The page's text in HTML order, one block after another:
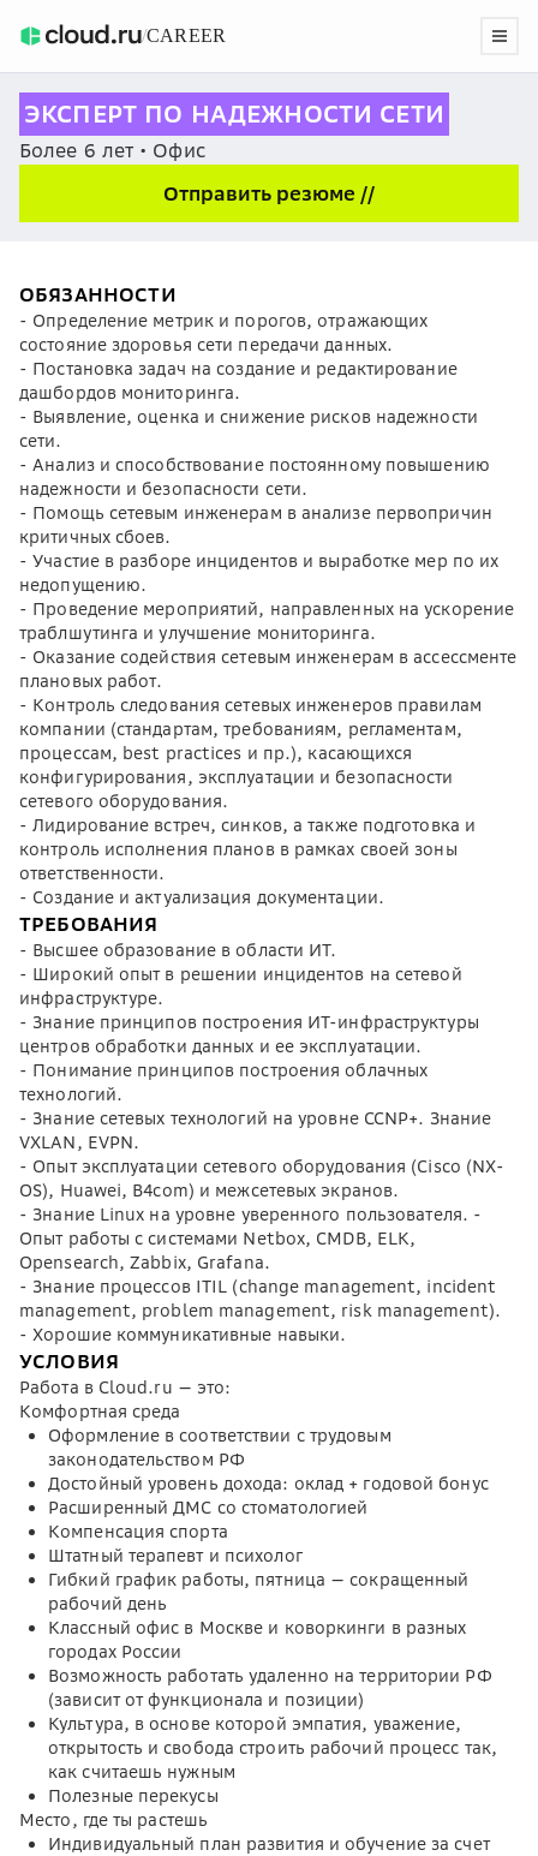
/CAREER
ЭКСПЕРТ ПО НАДЕЖНОСТИ СЕТИ
Более 6 лет • Офис
Отправить резюме //
ОБЯЗАННОСТИ
- Определение метрик и порогов, отражающих
состояние здоровья сети передачи данных.
- Постановка задач на создание и редактирование
дашбордов мониторинга.
- Выявление, оценка и снижение рисков надежности
сети.
- Анализ и способствование постоянному повышению
надежности и безопасности сети.
- Помощь сетевым инженерам в анализе первопричин
критичных сбоев.
- Участие в разборе инцидентов и выработке мер по их
недопущению.
- Проведение мероприятий, направленных на ускорение
траблшутинга и улучшение мониторинга.
- Оказание содействия сетевым инженерам в ассессменте
плановых работ.
- Контроль следования сетевых инженеров правилам
компании (стандартам, требованиям, регламентам,
процессам, best practices и пр.), касающихся
конфигурирования, эксплуатации и безопасности
сетевого оборудования.
- Лидирование встреч, синков, а также подготовка и
контроль исполнения планов в рамках своей зоны
ответственности.
- Создание и актуализация документации.
ТРЕБОВАНИЯ
- Высшее образование в области ИТ.
- Широкий опыт в решении инцидентов на сетевой
инфраструктуре.
- Знание принципов построения ИТ-инфраструктуры
центров обработки данных и ее эксплуатации.
- Понимание принципов построения облачных
технологий.
- Знание сетевых технологий на уровне CCNP+. Знание
VXLAN, EVPN.
- Опыт эксплуатации сетевого оборудования (Cisco (NX-
OS), Huawei, B4com) и межсетевых экранов.
- Знание Linux на уровне уверенного пользователя. -
Опыт работы с системами Netbox, CMDB, ELK,
Opensearch, Zabbix, Grafana.
- Знание процессов ITIL (change management, incident
management, problem management, risk management).
- Хорошие коммуникативные навыки.
УСЛОВИЯ
Работа в Cloud.ru — это:
Комфортная среда
Оформление в соответствии с трудовым
законодательством РФ
Достойный уровень дохода: оклад + годовой бонус
Расширенный ДМС со стоматологией
Компенсация спорта
Штатный терапевт и психолог
Гибкий график работы, пятница — сокращенный
рабочий день
Классный офис в Москве и коворкинги в разных
городах России
Возможность работать удаленно на территории РФ
(зависит от функционала и позиции)
Культура, в основе которой эмпатия, уважение,
открытость и свобода строить рабочий процесс так,
как считаешь нужным
Полезные перекусы
Место, где ты растешь
Индивидуальный план развития и обучение за счет